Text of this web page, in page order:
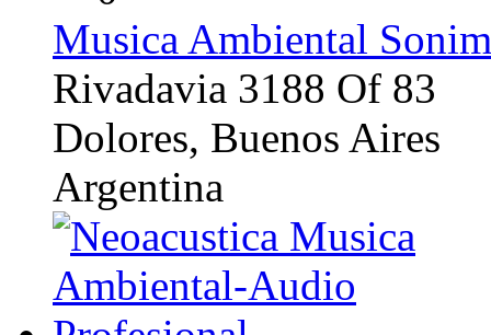
Musica Ambiental
Rivadavia 3188 Of 83
Dolores, Buenos Aires
Argentina